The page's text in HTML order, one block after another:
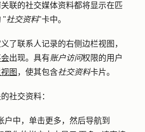
联的社交媒体资料都将显示在匹
"社交资料"卡中。
了联系人记录的右侧边栏视图，
出现。具有账户访问权限的用户
图 ，使其包含社交资料卡片。
社交资料：
户中，单击更多，然后导航到